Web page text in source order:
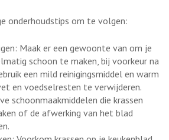
onderhoudstips om te volgen:
Maak er een gewoonte van om je
schoon te maken, bij voorkeur na
een mild reinigingsmiddel en warm
en voedselresten te verwijderen.
schoonmaakmiddelen die krassen
of de afwerking van het blad